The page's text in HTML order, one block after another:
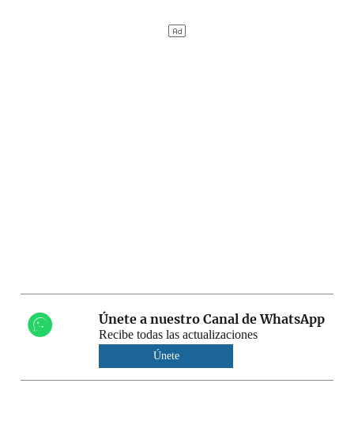
Únete a nuestro Canal de WhatsApp
Recibe todas las actualizaciones
Únete